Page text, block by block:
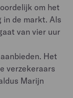
om het
in de markt. Als
van vier uur
Het
verzekeraars
Marijn